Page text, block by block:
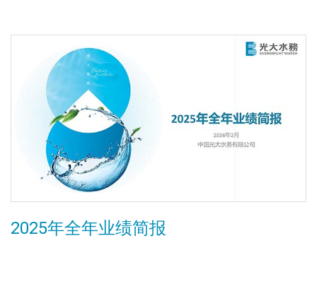
2025年全年业绩简报